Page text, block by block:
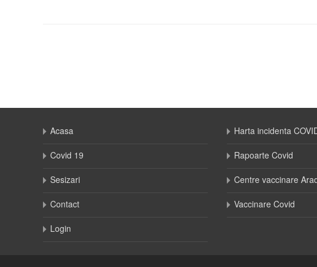
Acasa
Covid 19
Sesizari
Contact
Login
Harta incidenta
Rapoarte Covid
Centre vaccinare
Vaccinare Covid